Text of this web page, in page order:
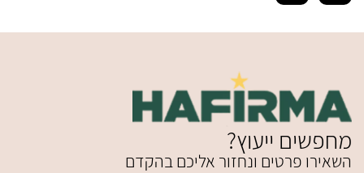
מחפשים ייעוץ?
השאירו פרטים ונחזור אליכם בהקדם